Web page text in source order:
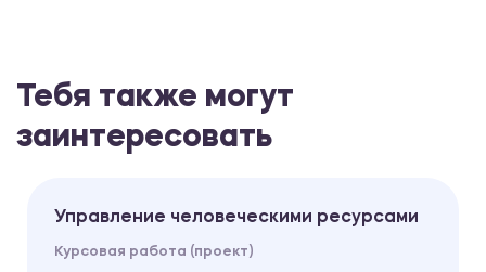
Тебя также могут
заинтересовать
Управление человеческими ресурсами
Курсовая работа (проект)